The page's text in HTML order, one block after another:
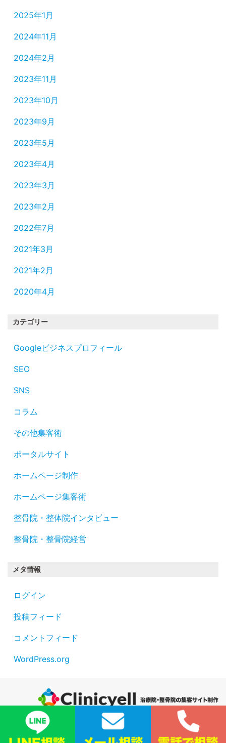
2025年1月
2024年11月
2024年2月
2023年11月
2023年10月
2023年9月
2023年5月
2023年4月
2023年3月
2023年2月
2022年7月
2021年3月
2021年2月
2020年4月
カテゴリー
Googleビジネスプロフィール
SEO
SNS
コラム
その他集客術
ポータルサイト
ホームページ制作
ホームページ集客術
整骨院・整体院インタビュー
整骨院・整骨院経営
メタ情報
ログイン
投稿フィード
コメントフィード
WordPress.org